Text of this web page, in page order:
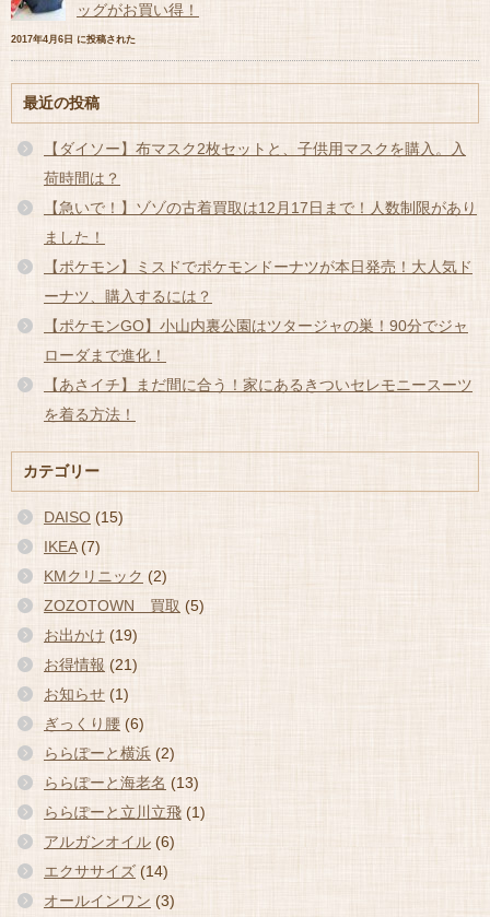
ッグがお買い得！
2017年4月6日 に投稿された
最近の投稿
【ダイソー】布マスク2枚セットと、子供用マスクを購入。入
荷時間は？
【急いで！】ゾゾの古着買取は12月17日まで！人数制限があり
ました！
【ポケモン】ミスドでポケモンドーナツが本日発売！大人気ド
ーナツ、購入するには？
【ポケモンGO】小山内裏公園はツタージャの巣！90分でジャ
ローダまで進化！
【あさイチ】まだ間に合う！家にあるきついセレモニースーツ
を着る方法！
カテゴリー
DAISO (15)
IKEA(7)
KMクリニック (2)
ZOZOTOWN 買取 (5)
お出かけ (19)
お得情報 (21)
お知らせ (1)
ぎっくり腰 (6)
ららぽーと横浜 (2)
ららぽーと海老名 (13)
ららぽーと立川立飛 (1)
アルガンオイル (6)
エクササイズ (14)
オールインワン (3)